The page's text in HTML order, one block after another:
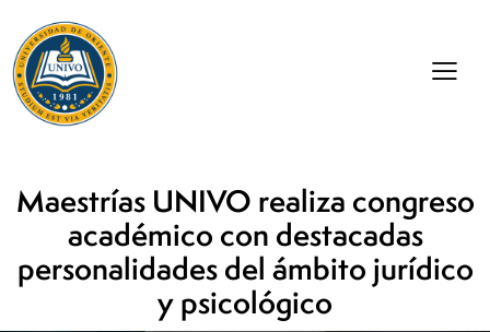
Maestrías UNIVO realiza congreso
académico con destacadas
personalidades del ámbito jurídico
y psicológico